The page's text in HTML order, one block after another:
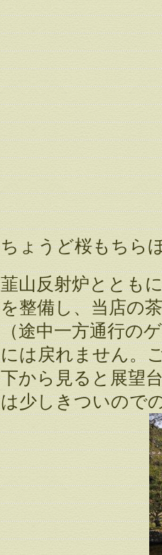
ちょうど桜もちら
韮山反射炉ととも
を整備し、当店の
（途中一方通行の
には戻れません。
下から見ると展望
は少しきついので